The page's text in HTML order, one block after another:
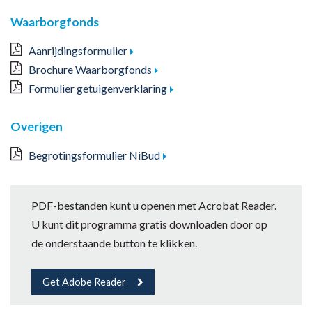
Waarborgfonds
Aanrijdingsformulier
Brochure Waarborgfonds
Formulier getuigenverklaring
Overigen
Begrotingsformulier NiBud
PDF-bestanden kunt u openen met Acrobat Reader.
U kunt dit programma gratis downloaden door op
de onderstaande button te klikken.
Get Adobe Reader